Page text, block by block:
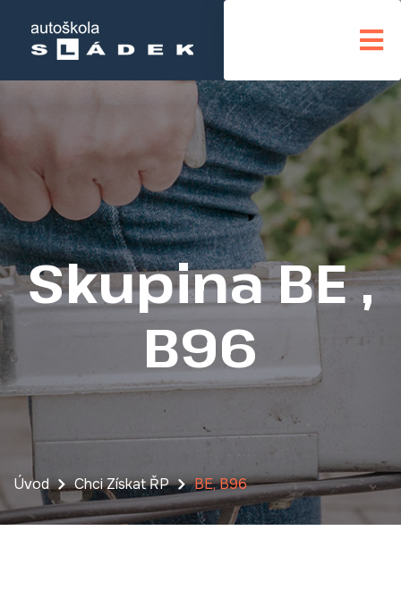
Skupina BE ,
B96
Úvod Chci Získat ŘP BE, B96